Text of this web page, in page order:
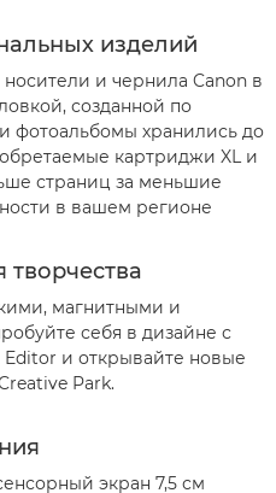
изделий
и чернила Canon в
созданной по
фотоальбомы хранились до
картриджи XL и
страниц за меньшие
в вашем регионе
магнитными и
себя в дизайне с
и открывайте новые
Park.
экран 7,5 см